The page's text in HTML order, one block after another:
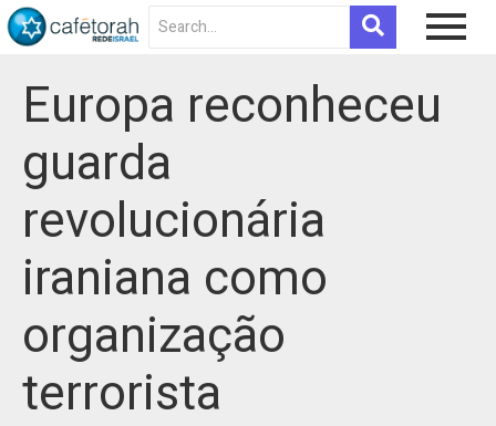
Europa reconheceu
guarda
revolucionária
iraniana como
organização
terrorista